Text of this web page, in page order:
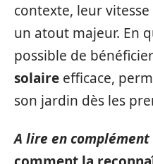
contexte, leur
un atout majeur. En
possible de bénéficier
solaire efficace,
son jardin dès les
A lire en complément